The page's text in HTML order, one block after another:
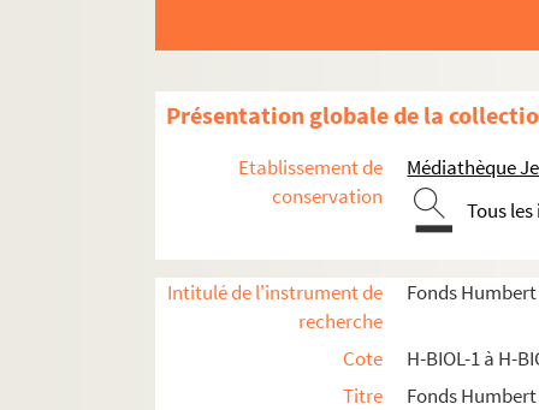
Présentation globale de la
Etablissement de
conservation
Médiathèque
Tous
Intitulé de l'instrument de
recherche
Fonds
Cote
H-BIOL-1 à H-
Titre
Fonds
H-BIOL-13. Ghesquiere à Hallette
H-BIOL-15. Labbe à Lefebvre
H-BIOL-16. Le Fel à Lequenne
H-BIOL-18. Marie Jérôme à Montury
H-BIOL-19. Montgivet à Paris de
H-BIOL-20. Parrayon à Puvrez
H-BIOL-21. Quartelette à Salembier